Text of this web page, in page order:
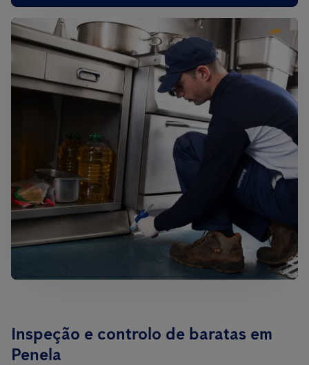
Inspeção e controlo de baratas em
Penela